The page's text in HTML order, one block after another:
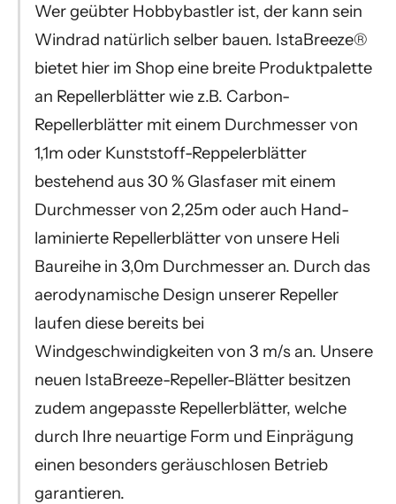
Wer geübter Hobbybastler ist, der kann sein
Windrad natürlich selber bauen. IstaBreeze®
bietet hier im Shop eine breite Produktpalette
an Repellerblätterwie z.B. Carbon-
Repellerblätter mit einem Durchmesser von
1,1m oder Kunststoff-Reppelerblätter
bestehend aus 30 % Glasfaser mit einem
Durchmesser von 2,25m oder auch Hand-
laminierte Repellerblätter von unsere Heli
Baureihe in 3,0m Durchmesser an. Durch das
aerodynamische Design unserer Repeller
laufen diese bereits bei
Windgeschwindigkeiten von 3 m/s an. Unsere
neuen IstaBreeze-Repeller-Blätter besitzen
zudem angepasste Repellerblätter, welche
durch Ihre neuartige Form und Einprägung
einen besonders geräuschlosen Betrieb
garantieren.